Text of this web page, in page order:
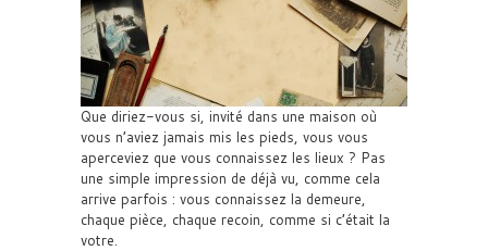
Que diriez-vous si, invité dans une maison où
vous n’aviez jamais mis les pieds, vous vous
aperceviez que vous connaissez les lieux ? Pas
une simple impression de déjà vu, comme cela
arrive parfois : vous connaissez la demeure,
chaque pièce, chaque recoin, comme si c’était la
votre.